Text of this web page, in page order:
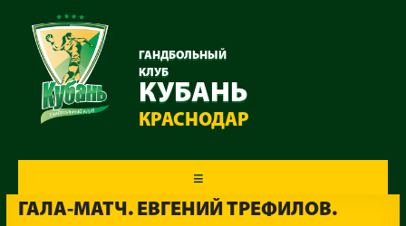
ГАНДБОЛЬНЫЙ
КЛУБ
КУБАНЬ
КРАСНОДАР
ГАЛА-МАТЧ. ЕВГЕНИЙ ТРЕФИЛОВ.